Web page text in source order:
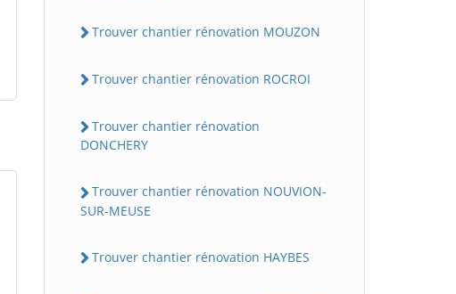
Trouver chantier rénovation MOUZON
Trouver chantier rénovation ROCROI
Trouver chantier rénovation
DONCHERY
Trouver chantier rénovation NOUVION-
SUR-MEUSE
Trouver chantier rénovation HAYBES